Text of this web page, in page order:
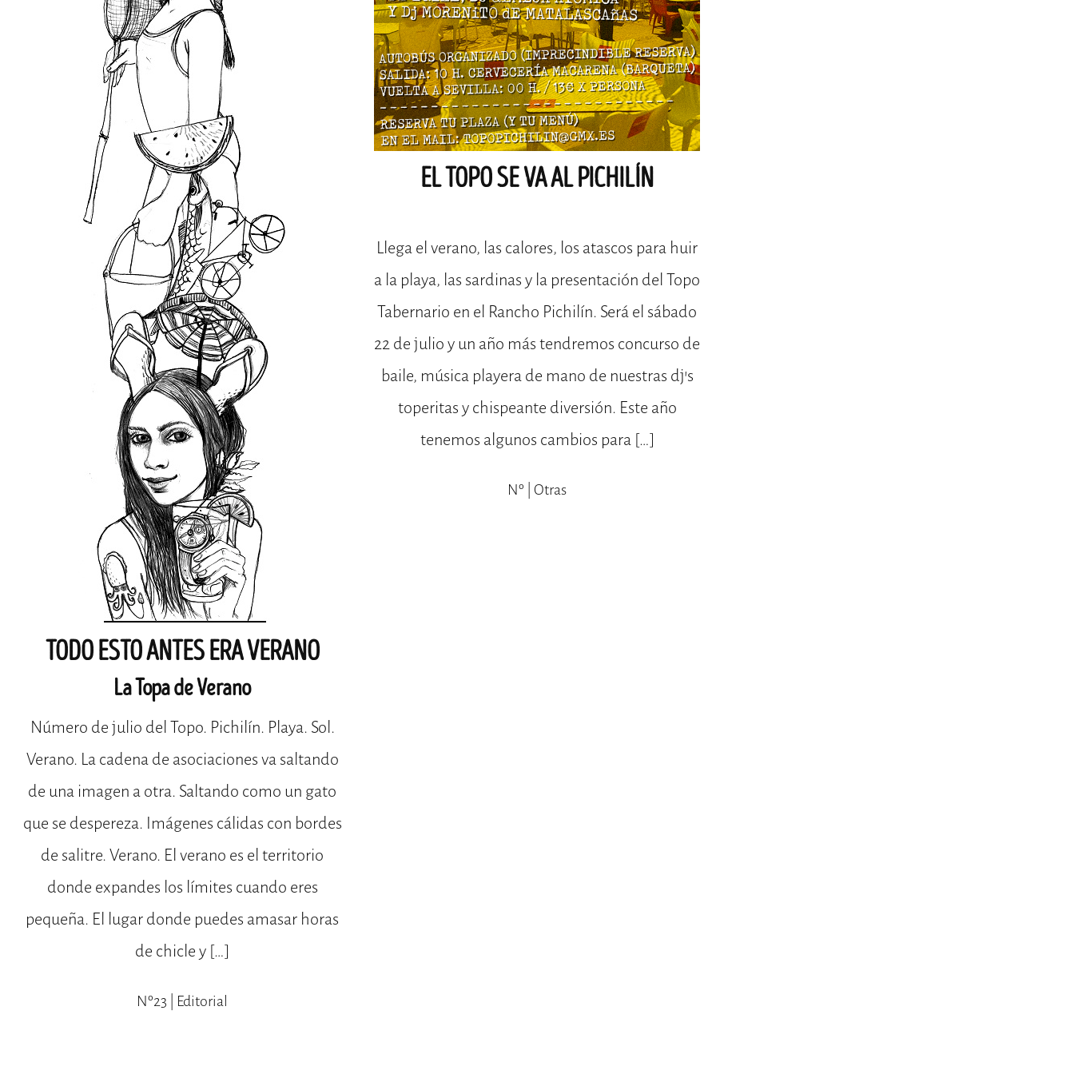
TODO ESTO ANTES ERA VERANO
La Topa de Verano
Número de julio del Topo. Pichilín. Playa. Sol.
Verano. La cadena de asociaciones va saltando
de una imagen a otra. Saltando como un gato
que se despereza. Imágenes cálidas con bordes
de salitre. Verano. El verano es el territorio
donde expandes los límites cuando eres
pequeña. El lugar donde puedes amasar horas
de chicle y […]
Nº23 | Editorial
EL TOPO SE VA AL PICHILÍN
Llega el verano, las calores, los atascos para huir
a la playa, las sardinas y la presentación del Topo
Tabernario en el Rancho Pichilín. Será el sábado
22 de julio y un año más tendremos concurso de
baile, música playera de mano de nuestras dj’s
toperitas y chispeante diversión. Este año
tenemos algunos cambios para […]
Nº | Otras